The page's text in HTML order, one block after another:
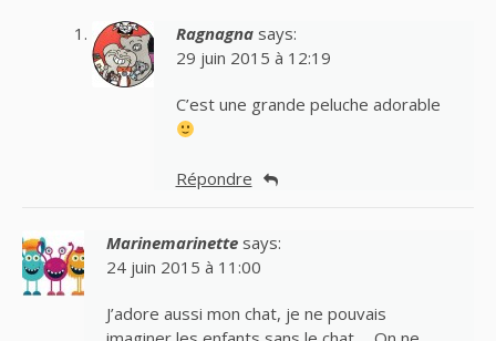
Ragnagna says:
29 juin 2015 à 12:19
C’est une grande peluche adorable
Répondre
Marinemarinette says:
24 juin 2015 à 11:00
J’adore aussi mon chat, je ne pouvais